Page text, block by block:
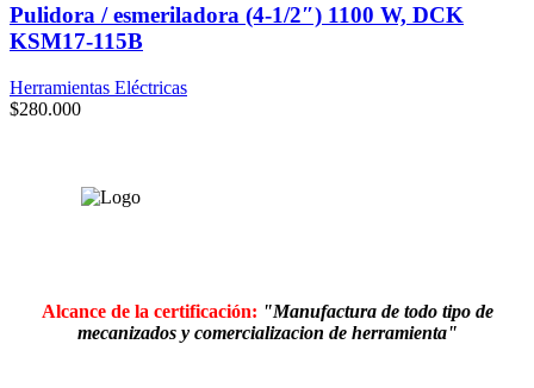
Pulidora / esmeriladora (4-1/2″) 1100 W, DCK
KSM17-115B
Herramientas Eléctricas
$280.000
Alcance de la certificación: "Manufactura de todo tipo de
mecanizados y comercializacion de herramienta"